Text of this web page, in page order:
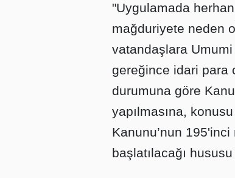
"Uygulamada
mağduriyete neden
vatandaşlara Umumi
gereğince idari para
durumuna göre
yapılmasına,
Kanunu’nun
başlatılacağı